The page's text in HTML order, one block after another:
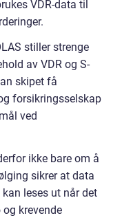
VDR-data til
stiller strenge
av VDR og S-
skipet få
forsikringsselskap
ved
ikke bare om å
sikrer at data
leses ut når det
krevende